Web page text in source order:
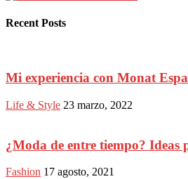
Recent Posts
Mi experiencia con Monat
Life & Style 23 marzo, 2022
¿Moda de entre tiempo? Ideas
Fashion 17 agosto, 2021